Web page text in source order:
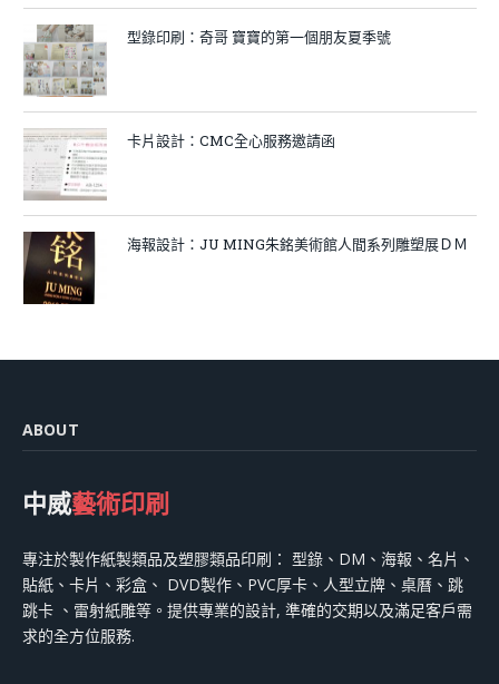
型錄印刷：奇哥 寶寶的第一個朋友夏季號
卡片設計：CMC全心服務邀請函
海報設計：JU MING朱銘美術館人間系列雕塑展ＤＭ
ABOUT
中威藝術印刷
專注於製作紙製類品及塑膠類品印刷： 型錄、DM、海報、名片、
貼紙、卡片、彩盒、 DVD製作、PVC厚卡、人型立牌、桌曆、跳
跳卡 、雷射紙雕等。提供專業的設計, 準確的交期以及滿足客戶需
求的全方位服務.